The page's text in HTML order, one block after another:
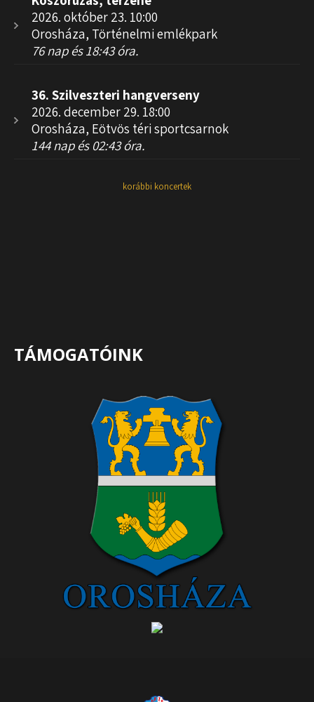
2026. október 23. 10:00
Orosháza, Történelmi emlékpark
76 nap és 18:43 óra.
36. Szilveszteri hangverseny
2026. december 29. 18:00
Orosháza, Eötvös téri sportcsarnok
144 nap és 02:43 óra.
korábbi koncertek
TÁMOGATÓINK